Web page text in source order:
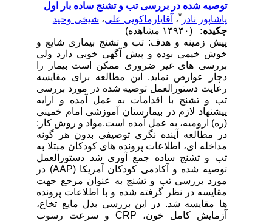
توصیه شده در بررسی تب و تشنج ساده بار اول
پاشاپور نادر* ،آقایارماکویی علی،شیخی وحید
چکیده:
پیش زمینه و هدف: تب و تشنج بیماری شایع و
خوش خیمی بوده و پیش آگهی خوبی دارد ولی
بررسی های غیر ضروری ممکن است بیمار را
دچار عوارض نماید. این مطالعه برای مقایسه
رعایت دستورالعمل توصیه شده در مورد بررسی
تب و تشنج با اقدامات به عمل آمده و ارایه
پیشنهاد لازم در بیمارستان آموزشی امام خمینی
(ره) ارومیه، به عمل آمده است.مواد و روش کار:
در مطالعه آینده نگری توصیفی بدون هر گونه
مداخله ای، اطلاعات پرونده های کودکان مبتلا به
تب و تشنج ساده جمع آوری شد دستورالعمل
توصیه شده و آکادمی کودکان آمریکا (AAP) در
مورد بررسی تب و تشنج به عنوان مرجع جهت
مقایسه در نظر گرفته شده و با اطلاعات پرونده
ها مقایسه شد. در این بررسی بذل مایع تخاع،
آزمایش کامل خون، CRP و سرعت رسوب